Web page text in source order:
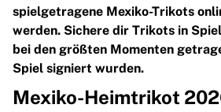
Top Women's Teams
US Women's Soccer
Canada Women's Soccer
NWSL
Paris Saint-Germain Feminines
spielgetragene Mexiko-Trikots
werden. Sichere dir Trikots in
bei den größten Momenten
Spiel signiert wurden.
Mexiko-Heimtrikot